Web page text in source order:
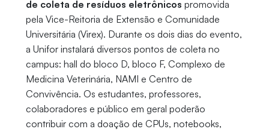
de coleta de resíduos eletrônicos promovida
pela Vice-Reitoria de Extensão e Comunidade
Universitária (Virex). Durante os dois dias do evento,
a Unifor instalará diversos pontos de coleta no
campus: hall do bloco D, bloco F, Complexo de
Medicina Veterinária, NAMI e Centro de
Convivência. Os estudantes, professores,
colaboradores e público em geral poderão
contribuir com a doação de CPUs, notebooks,